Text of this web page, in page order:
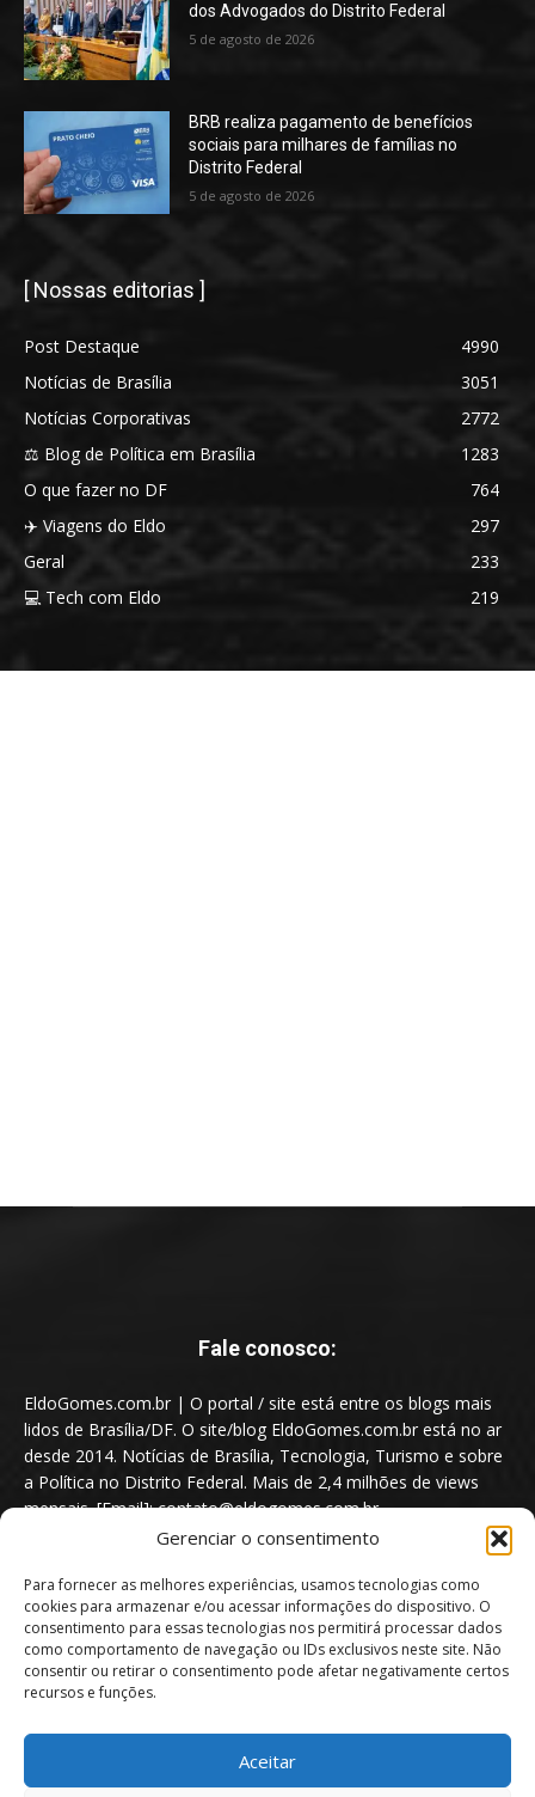
Gerenciar o consentimento
Para fornecer as melhores experiências, usamos tecnologias como
cookies para armazenar e/ou acessar informações do dispositivo. O
consentimento para essas tecnologias nos permitirá processar dados
como comportamento de navegação ou IDs exclusivos neste site. Não
consentir ou retirar o consentimento pode afetar negativamente certos
recursos e funções.
Aceitar
dos Advogados do Distrito Federal
5 de agosto de 2026
BRB realiza pagamento de benefícios
sociais para milhares de famílias no
Distrito Federal
5 de agosto de 2026
[ Nossas editorias ]
Post Destaque
4990
Notícias de Brasília
3051
Notícias Corporativas
2772
⚖️ Blog de Política em Brasília
1283
O que fazer no DF
764
✈️ Viagens do Eldo
297
Geral
233
💻 Tech com Eldo
219
Fale conosco:
EldoGomes.com.br | O portal / site está entre os blogs mais
lidos de Brasília/DF. O site/blog EldoGomes.com.br está no ar
desde 2014. Notícias de Brasília, Tecnologia, Turismo e sobre
a Política no Distrito Federal. Mais de 2,4 milhões de views
mensais. [Email]: contato@eldogomes.com.br